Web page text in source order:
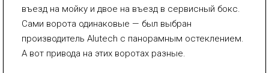
въезд на мойку и двое на въезд в сервисный бокс.
Сами ворота одинаковые — был выбран
производитель Alutech с панорамным остеклением.
А вот привода на этих воротах разные.